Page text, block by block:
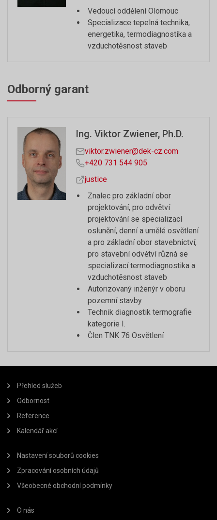
Vedoucí oddělení Olomouc
Specializace tepelná technika,
energetika, termodiagnostika a
vzduchotěsnost staveb
Odborný garant
Ing. Viktor Zwiener, Ph.D.
viktor.zwiener@dek-cz.com
+420 731 544 905
justice
Znalec pro základní obor
projektování, pro odvětví
projektování se specializací
oslunění, denní a umělé osvětlení
a pro základní obor stavebnictví,
pro stavební odvětví různá se
specializací termodiagnostika a
vzduchotěsnost staveb
Autorizovaný inženýr v oboru
pozemní stavby
Technik diagnostik termografie
kategorie I.
Člen TNK 76 Osvětlení
Přehled služeb
Odbornost
Reference
Kalendář akcí
Nastavení souborů cookies
Zpracování osobních údajů
Všeobecné obchodní podmínky
O nás